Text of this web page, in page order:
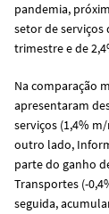
pandemia,
setor de serviços
trimestre e de
Na comparação
apresentaram
serviços (1,4%
outro lado,
parte do ganho
Transportes (-
seguida,